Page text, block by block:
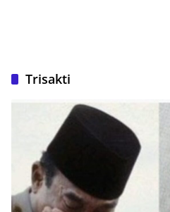
Trisakti